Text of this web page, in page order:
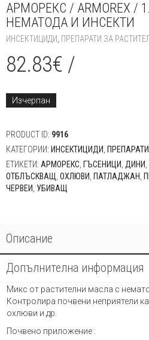
АРМОРЕКС / ARMOREX /
НЕМАТОДА И ИНСЕКТИ
ИНСЕКТИЦИДИ ПРЕПАРАТИ ЗА
82.83€ /
Изчерпан
PRODUCT ID: 9916
КАТЕГОРИИ: ИНСЕКТИЦИДИ
ЕТИКЕТИ: АРМОРЕКС ГЪСЕНИЦИ ДИНИ
ОТБЛЪСКВАЩ ОХЛЮВИ ПАТЛАДЖАН
ЧЕРВЕИ УБИВАЩ
Описание
Допълнителна информация
Микс от растителни масла с
Контролира почвени неприятели
охлюви и др.
Почвено приложение :